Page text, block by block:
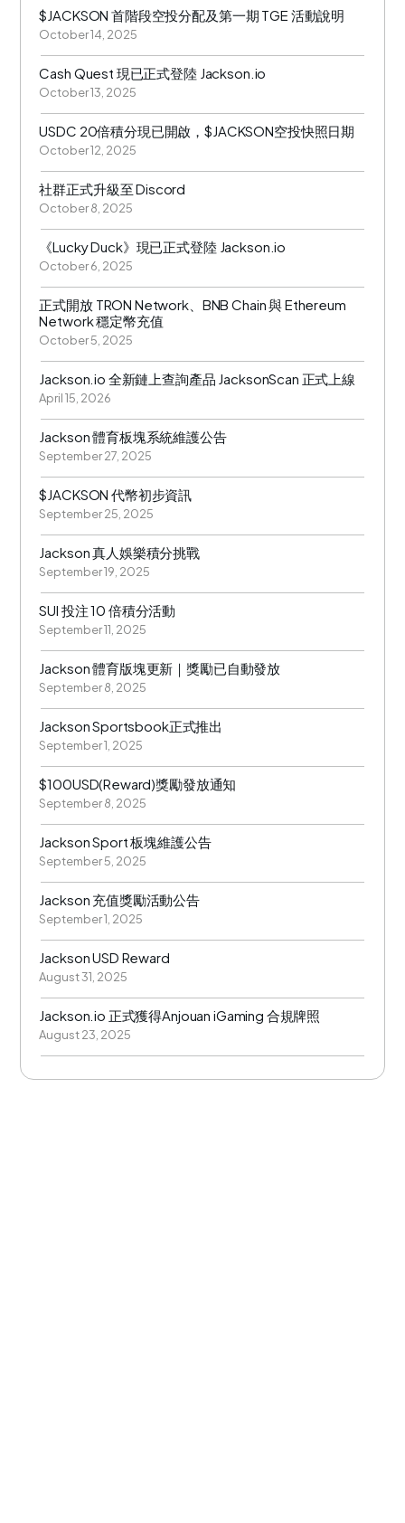
$JACKSON 首階段空投分配及第一期 TGE 活動說明
October 14, 2025
Cash Quest 現已正式登陸 Jackson.io
October 13, 2025
USDC 20倍積分現已開啟，$JACKSON空投快照日期
October 12, 2025
社群正式升級至 Discord
October 8, 2025
《Lucky Duck》現已正式登陸 Jackson.io
October 6, 2025
正式開放 TRON Network、BNB Chain 與 Ethereum
Network 穩定幣充值
October 5, 2025
Jackson.io 全新鏈上查詢產品 JacksonScan 正式上線
April 15, 2026
Jackson 體育板塊系統維護公告
September 27, 2025
$JACKSON 代幣初步資訊
September 25, 2025
Jackson 真人娛樂積分挑戰
September 19, 2025
SUI 投注 10 倍積分活動
September 11, 2025
Jackson 體育版塊更新｜獎勵已自動發放
September 8, 2025
Jackson Sportsbook正式推出
September 1, 2025
$100USD(Reward)獎勵發放通知
September 8, 2025
Jackson Sport 板塊維護公告
September 5, 2025
Jackson 充值獎勵活動公告
September 1, 2025
Jackson USD Reward
August 31, 2025
Jackson.io 正式獲得Anjouan iGaming 合規牌照
August 23, 2025